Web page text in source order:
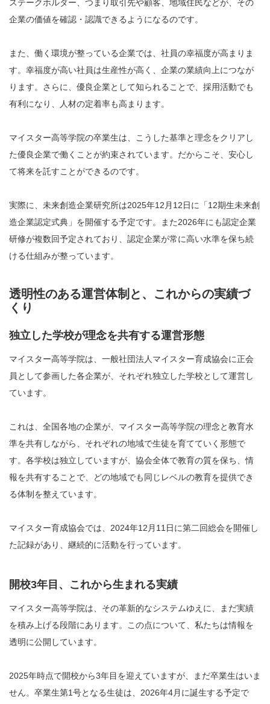
ステークホルダー、つまり取引先や顧客、地域住民などが、その
企業の価値を確認・認識できるようになるのです。
また、働く環境が整っている企業では、社員の幸福度が高まりま
す。幸福度が高い社員は生産性が高く、企業の業績向上につなが
ります。さらに、優良企業として知られることで、採用活動でも
有利になり、人材の定着率も高まります。
マイスター高等学院の卒業生は、こうした基準と理念をクリアし
た優良企業で働くことが約束されています。だからこそ、安心し
て将来を託すことができるのです。
実際に、未来創造企業研究所は2025年12月12日に「12期生未来創
造企業認定式典」を開催する予定です。また2026年にも認定企業
研修が複数回予定されており、認定企業が常に高い水準を保ち続
ける仕組みが整っています。
透明性のある運営体制と、これからの実績づ
くり
独立した学校が理念を共有する運営形態
マイスター高等学院は、一般社団法人マイスター育成協会に正会
員として参画した各企業が、それぞれ独立した学校として運営し
ています。
これは、全国各地の企業が、マイスター高等学院の理念と教育水
準を共有しながら、それぞれの地域で生徒を育てていく形態で
す。各学校は独立していますが、協会全体で教育の質を保ち、情
報を共有することで、どの地域でも同じレベルの教育を提供でき
る体制を整えています。
マイスター育成協会では、2024年12月11日に第二回総会を開催し
た記録があり、継続的に活動を行っています。
開校3年目、これから生まれる実績
マイスター高等学院は、その革新的なシステムゆえに、まだ実績
を積み上げる段階にあります。この点について、私たちは情報を
透明に公開しています。
2025年時点で開校から3年目を迎えていますが、まだ卒業生はいま
せん。卒業生第1号となる生徒は、2026年4月に誕生する予定で